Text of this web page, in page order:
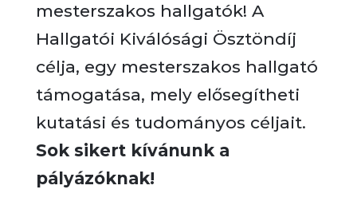
mesterszakos hallgatók! A
Hallgatói Kiválósági Ösztöndíj
célja, egy mesterszakos hallgató
támogatása, mely elősegítheti
kutatási és tudományos céljait.
Sok sikert kívánunk a
pályázóknak!